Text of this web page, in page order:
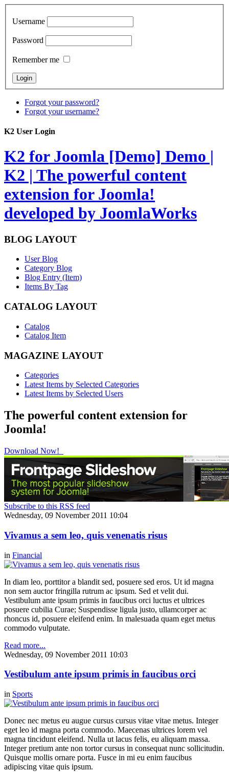
Username
Password
Remember me
Forgot your password?
Forgot your username?
K2 User Login
K2 for Joomla [Demo] Demo |
K2 | The powerful content
extension for Joomla!
developed by JoomlaWorks
BLOG LAYOUT
User Blog
Category Blog
Blog Entry (Item)
Items By Tag
CATALOG LAYOUT
Catalog
Catalog Item
MAGAZINE LAYOUT
Categories
Latest Items by Selected Categories
Latest Items by Selected Users
The powerful content extension for
Joomla!
Download Now!
Subscribe to this RSS feed
Wednesday, 09 November 2011 10:04
Vivamus a sem leo, quis venenatis risus
in Financial
In diam leo, porttitor a blandit sed, posuere sed eros. Ut id magna
non sem auctor fringilla rutrum ac ipsum. Sed et velit dui.
Vestibulum ante ipsum primis in faucibus orci luctus et ultrices
posuere cubilia Curae; Suspendisse ligula justo, ullamcorper ac
rhoncus id, posuere eleifend enim. In malesuada quam eget metus
commodo vulputate.
Read more...
Wednesday, 09 November 2011 10:03
Vestibulum ante ipsum primis in faucibus orci
in Sports
Donec nec metus eu augue cursus cursus vitae vitae metus. Integer
eget leo id magna porta commodo. Maecenas ultrices lorem vel
magna tincidunt eleifend. Nulla ut lacus felis, eu aliquam massa.
Integer pretium ante non tortor cursus in consequat nunc sollicitudin.
Quisque mollis ornare porta. Fusce in mi eu enim faucibus
adipiscing vitae quis ipsum.